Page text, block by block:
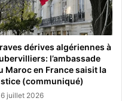
dérives algériennes à
l’ambassade
Maroc en France saisit la
(communiqué)
6 juillet 2026